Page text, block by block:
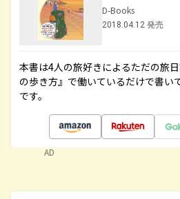
D-Books
2018.04.12 発売
本書は4人の旅好きによるただの旅
の歩き方』で働いているだけで書い
です。
AD